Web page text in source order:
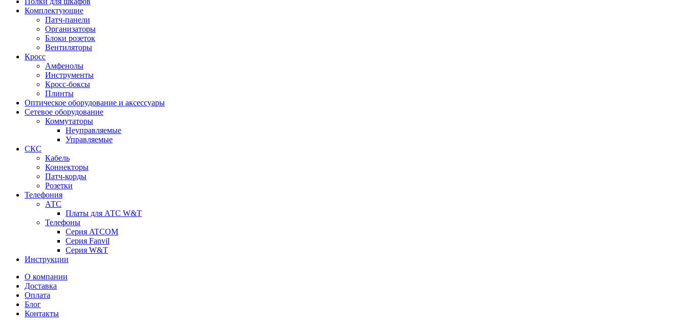
Комплектующие
Патч-панели
Организаторы
Блоки розеток
Вентиляторы
Кросс
Амфенолы
Инструменты
Кросс-боксы
Плинты
Оптическое оборудование и аксессуары
Сетевое оборудование
Коммутаторы
Неуправляемые
Управляемые
СКС
Кабель
Коннекторы
Патч-корды
Розетки
Телефония
АТС
Платы для АТС W&T
Телефоны
Серия ATCOM
Серия Fanvil
Серия W&T
Инструкции
О компании
Доставка
Оплата
Блог
Контакты